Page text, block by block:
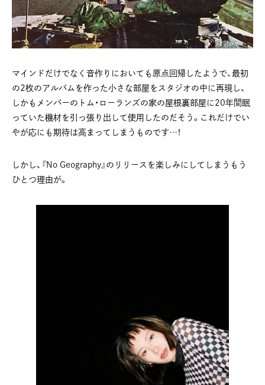
マインドだけでなく音作りにおいても原点回帰したようで、最初
の2枚のアルバムを作った小さな部屋をスタジオの中に再現し、
しかもメンバーのトム・ローランズの家の屋根裏部屋に20年間眠
っていた機材を引っ張り出して使用したのだそう。これだけでい
やが応にも期待は高まってしまうものです…！
しかし、『No Geography』のリリースを楽しみにしてしまうもう
ひとつ理由が。